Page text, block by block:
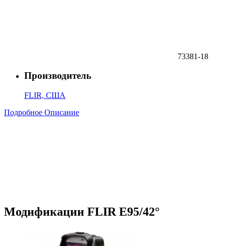
73381-18
Производитель
FLIR, США
Подробное Описание
Модификации FLIR E95/42°